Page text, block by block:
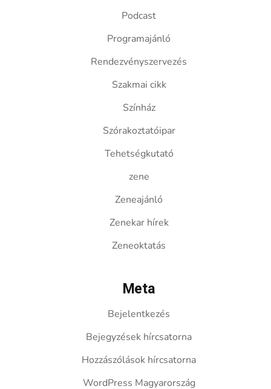
Podcast
Programajánló
Rendezvényszervezés
Szakmai cikk
Színház
Szórakoztatóipar
Tehetségkutató
zene
Zeneajánló
Zenekar hírek
Zeneoktatás
Meta
Bejelentkezés
Bejegyzések hírcsatorna
Hozzászólások hírcsatorna
WordPress Magyarország